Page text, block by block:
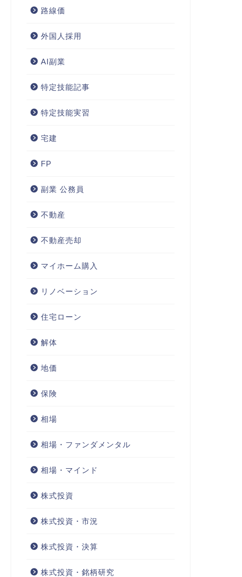
路線価
外国人採用
AI副業
特定技能記事
特定技能実習
宅建
FP
副業 公務員
不動産
不動産売却
マイホーム購入
リノベーション
住宅ローン
解体
地価
保険
相場
相場・ファンダメンタル
相場・マインド
株式投資
株式投資・市況
株式投資・決算
株式投資・銘柄研究